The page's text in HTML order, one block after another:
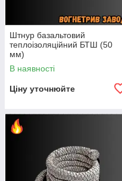
Штнур базальтовий
теплоізоляційний БТШ (50
мм)
В наявності
Ціну уточнюйте